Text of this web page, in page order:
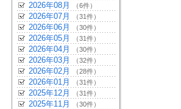
2026年08月 （6件）
2026年07月 （31件）
2026年06月 （30件）
2026年05月 （31件）
2026年04月 （30件）
2026年03月 （32件）
2026年02月 （28件）
2026年01月 （31件）
2025年12月 （31件）
2025年11月 （30件）